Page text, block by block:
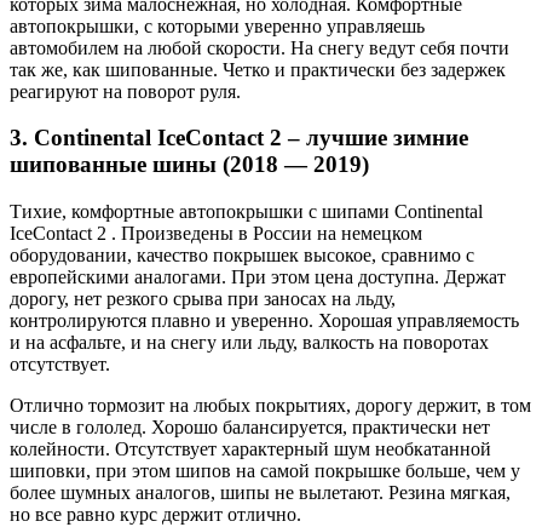
автопокрышки, с которыми уверенно управляешь
автомобилем на любой скорости. На снегу ведут себя почти
так же, как шипованные. Четко и практически без задержек
реагируют на поворот руля.
3. Continental IceContact 2 – лучшие зимние
шипованные шины (2018 — 2019)
Тихие, комфортные автопокрышки с шипами Continental
IceContact 2 . Произведены в России на немецком
оборудовании, качество покрышек высокое, сравнимо с
европейскими аналогами. При этом цена доступна. Держат
дорогу, нет резкого срыва при заносах на льду,
контролируются плавно и уверенно. Хорошая управляемость
и на асфальте, и на снегу или льду, валкость на поворотах
отсутствует.
Отлично тормозит на любых покрытиях, дорогу держит, в том
числе в гололед. Хорошо балансируется, практически нет
колейности. Отсутствует характерный шум необкатанной
шиповки, при этом шипов на самой покрышке больше, чем у
более шумных аналогов, шипы не вылетают. Резина мягкая,
но все равно курс держит отлично.